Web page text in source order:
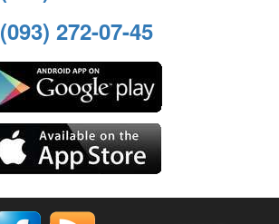
(093) 272-07-45